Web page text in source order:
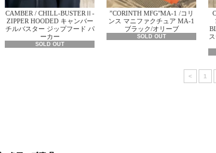
CAMBER / CHILL-BUSTERⅡ-
ZIPPER HOODED キャンバー
チルバスター ジップフード パ
ーカー
SOLD OUT
”CORINTH MFG"MA-1 /コリ
ンス マニファクチュア MA-1
ブラック/オリーブ
SOLD OUT
< 1